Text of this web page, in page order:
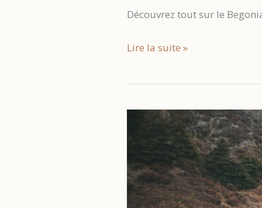
Découvrez tout sur le
Begonia
:
Entretien
Essentiel
Lire la suite »